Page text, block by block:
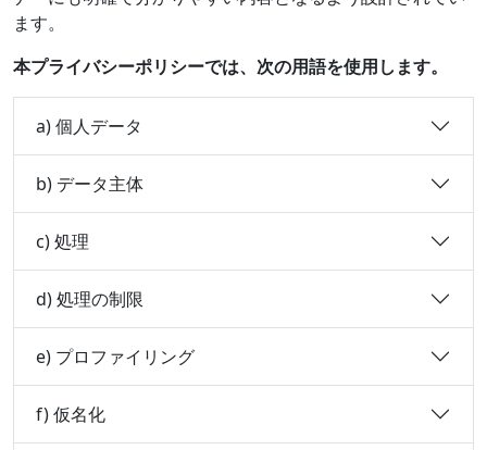
ます。
本プライバシーポリシーでは、次の用語を使用します。
a) 個人データ
b) データ主体
c) 処理
d) 処理の制限
e) プロファイリング
f) 仮名化